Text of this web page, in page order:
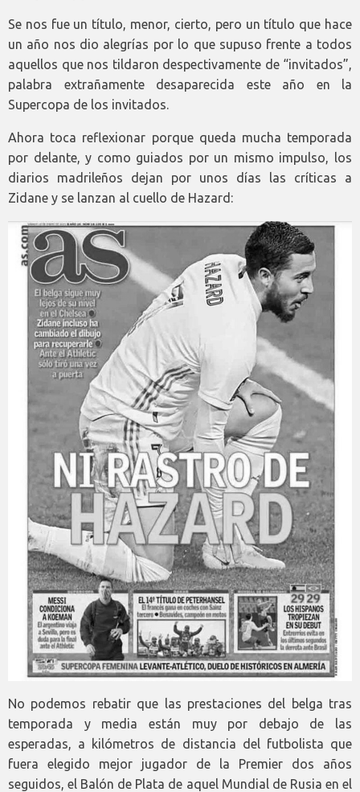
Se nos fue un título, menor, cierto, pero un título que hace
un año nos dio alegrías por lo que supuso frente a todos
aquellos que nos tildaron despectivamente de “invitados”,
palabra extrañamente desaparecida este año en la
Supercopa de los invitados.
Ahora toca reflexionar porque queda mucha temporada
por delante, y como guiados por un mismo impulso, los
diarios madrileños dejan por unos días las críticas a
Zidane y se lanzan al cuello de Hazard:
No podemos rebatir que las prestaciones del belga tras
temporada y media están muy por debajo de las
esperadas, a kilómetros de distancia del futbolista que
fuera elegido mejor jugador de la Premier dos años
seguidos, el Balón de Plata de aquel Mundial de Rusia en el